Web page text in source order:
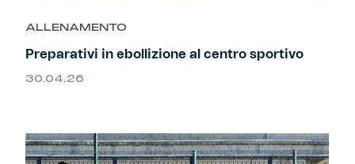
ALLENAMENTO
Preparativi in ebollizione al centro sportivo
30.04.26